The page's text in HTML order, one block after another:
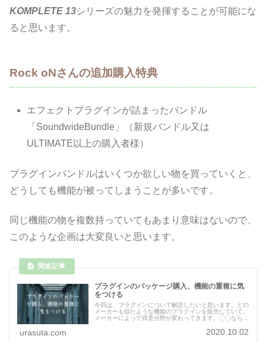
KOMPLETE 13シリーズの魅力を発揮することが可能にな
ると思います。
Rock oNさんの追加購入特典
エフェクトプラグインが詰まったバンドル
「SoundwideBundle」（新規バンドル又は
ULTIMATE以上の購入者様）
プラグインバンドルはいくつか欲しい物を買っていくと、
どうしても機能が被ってしまうことが多いです。
同じ機能の物を複数持っていてもあまり意味はないので、
このような企画は大変良いと思います。
プラグインのパッケージ購入、機能の重複に気
をつける
今回は、プラグインについて解説したいと思います。どの
メーカーも似たような機能のプラグインを販売していて。
メーカーによって得意分野が変わってきます。〇〇ならこ
って初めに購入するプラグインも変わってくると思いま
urasuta.com 2020.10.02